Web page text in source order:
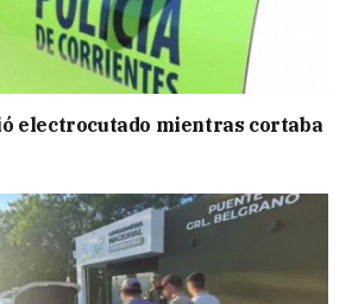
electrocutado mientras cortaba